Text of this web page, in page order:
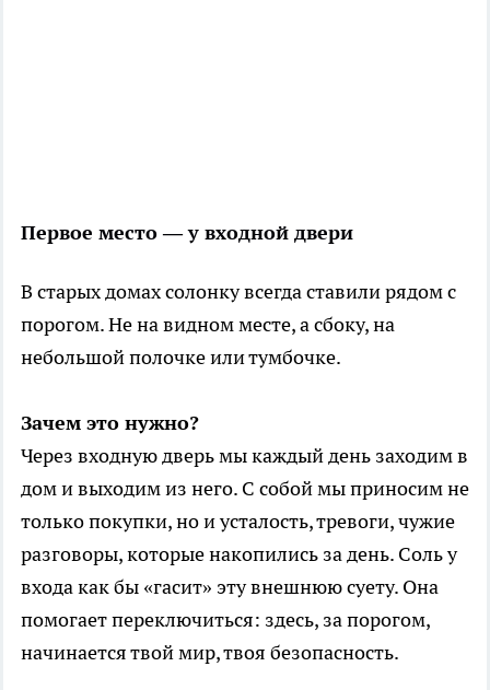
Первое место — у входной двери
В старых домах солонку всегда ставили рядом с
порогом. Не на видном месте, а сбоку, на
небольшой полочке или тумбочке.
Зачем это нужно?
Через входную дверь мы каждый день заходим в
дом и выходим из него. С собой мы приносим не
только покупки, но и усталость, тревоги, чужие
разговоры, которые накопились за день. Соль у
входа как бы «гасит» эту внешнюю суету. Она
помогает переключиться: здесь, за порогом,
начинается твой мир, твоя безопасность.